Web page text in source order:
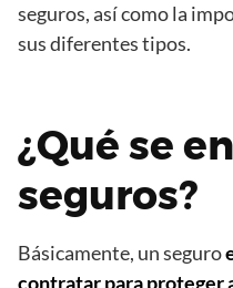
seguros, así como la
sus diferentes tipos.
¿Qué se
seguros?
Básicamente, un seguro
contratar para proteger